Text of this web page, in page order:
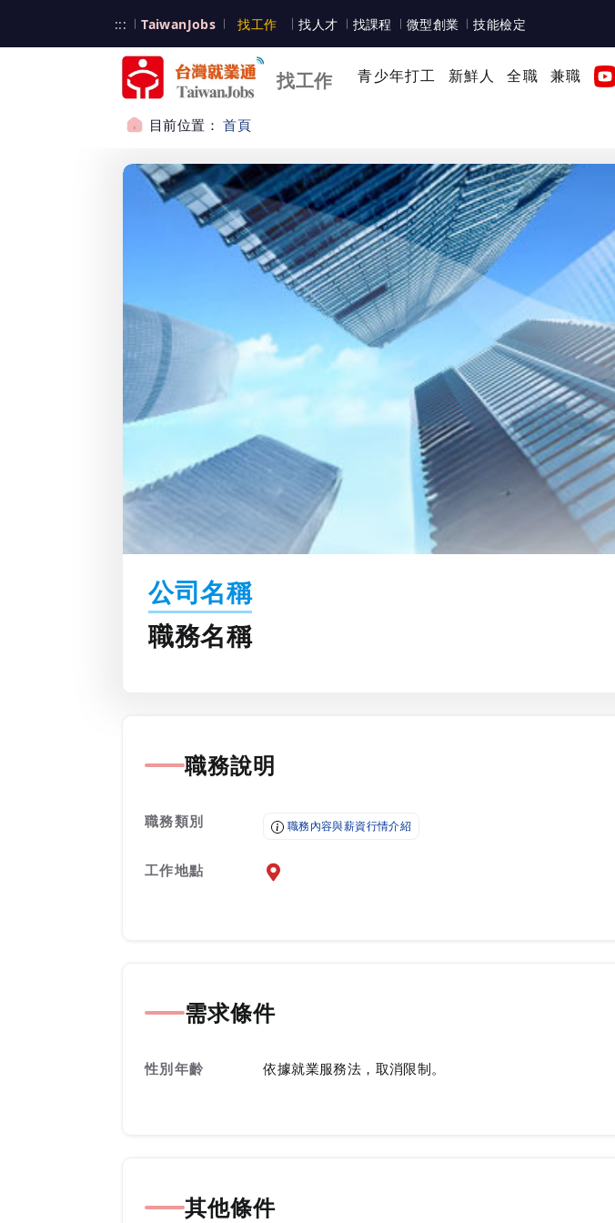
::: TaiwanJobs 台灣就業通
找工作 台灣就業通
找人才 找課程 微型創業 技能檢定
找工作 青少年打工 新鮮人 全職 兼職
目前位置：首頁
公司名稱
職務名稱
職務說明
職務類別 職務內容與薪資行情介紹
工作地點 前往查看地圖
需求條件
性別年齡 依據就業服務法，取消限制。
其他條件